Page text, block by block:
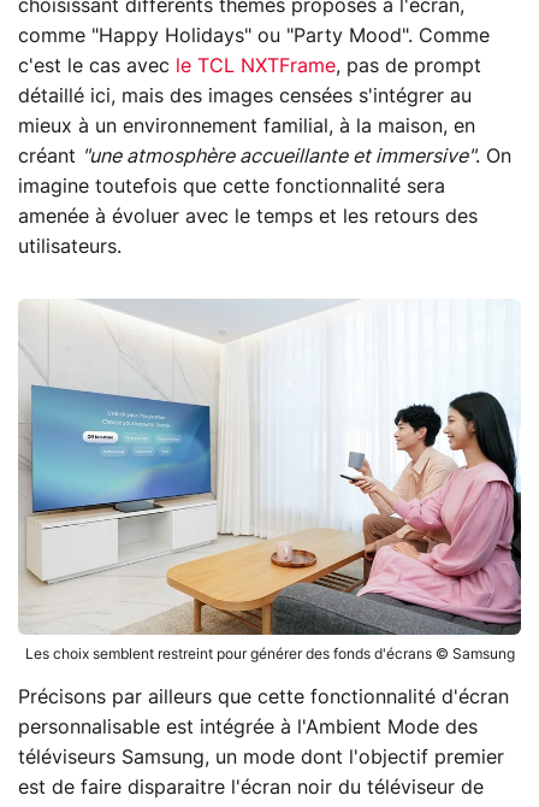
choisissant différents thèmes proposés à l'écran,
comme "Happy Holidays" ou "Party Mood". Comme
c'est le cas avec
le TCL NXTFrame, pas de prompt
détaillé ici, mais des images censées s'intégrer au
mieux à un environnement familial, à la maison, en
créant "une atmosphère accueillante et immersive". On
imagine toutefois que cette fonctionnalité sera
amenée à évoluer avec le temps et les retours des
utilisateurs.
Les choix semblent restreint pour générer des fonds d'écrans © Samsung
Précisons par ailleurs que cette fonctionnalité d'écran
personnalisable est intégrée à l'Ambient Mode des
téléviseurs Samsung, un mode dont l'objectif premier
est de faire disparaitre l'écran noir du téléviseur de